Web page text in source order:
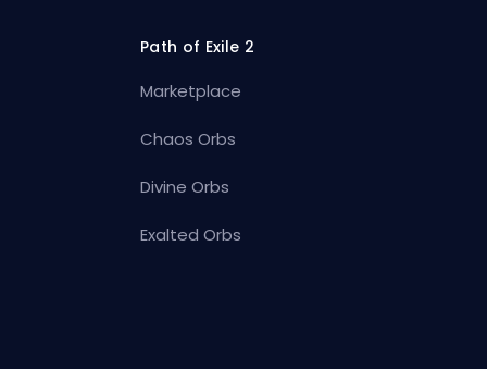
Path of Exile 2
Marketplace
Chaos Orbs
Divine Orbs
Exalted Orbs